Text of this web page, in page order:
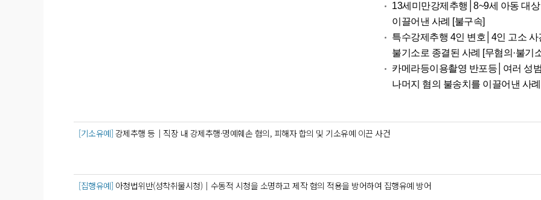
13세미만강제추행│8~9세 아동 대
이끌어낸 사례 [불구속]
특수강제추행 4인 변호│4인 고소
불기소로 종결된 사례 [무혐의·불기
카메라등이용촬영 반포등│여러 성
나머지 혐의 불송치를 이끌어낸 사
[기소유예] 강제추행 등│직장 내 강제추행·명예훼손 혐의, 피해자 합의 및 기소유예 이끈 사건
[집행유예] 아청법위반(성착취물시청)│수동적 시청을 소명하고 제작 혐의 적용을 방어하여 집행유예 방어